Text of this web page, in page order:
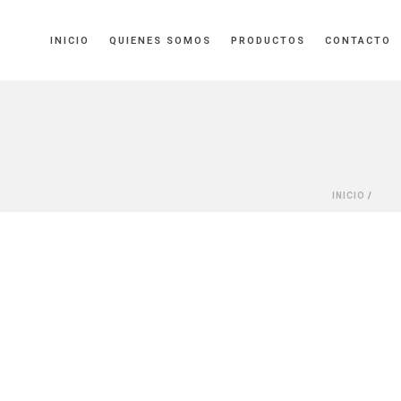
INICIO QUIENES SOMOS PRODUCTOS CONTACTO
INICIO /